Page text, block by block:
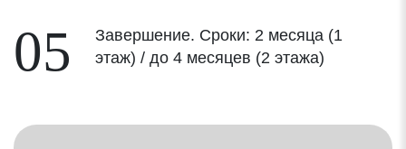
05
Завершение. Сроки: 2 месяца (1
этаж) / до 4 месяцев (2 этажа)